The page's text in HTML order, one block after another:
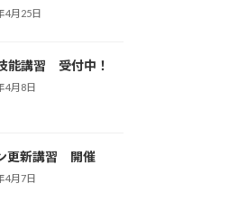
4月25日
能講習 受付中！
4月8日
更新講習 開催
4月7日